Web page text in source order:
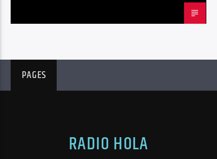
PAGES
RADIO HOLA